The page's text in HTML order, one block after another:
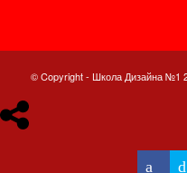
© Copyright - Школа Дизайна №1